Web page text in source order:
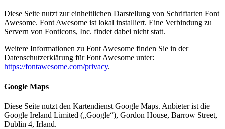
Diese Seite nutzt zur einheitlichen Darstellung von Schriftarten Font
Awesome. Font Awesome ist lokal installiert. Eine Verbindung zu
Servern von Fonticons, Inc. findet dabei nicht statt.
Weitere Informationen zu Font Awesome finden Sie in der
Datenschutzerklärung für Font Awesome unter:
https://fontawesome.com/privacy.
Google Maps
Diese Seite nutzt den Kartendienst Google Maps. Anbieter ist die
Google Ireland Limited („Google“), Gordon House, Barrow Street,
Dublin 4, Irland.